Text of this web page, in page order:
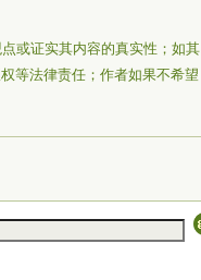
或证实其内容的真实性；如其
等法律责任；作者如果不希望